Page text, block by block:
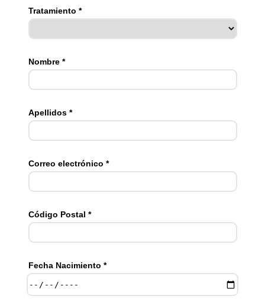
Tratamiento *
Nombre *
Apellidos *
Correo electrónico *
Código Postal *
Fecha Nacimiento *